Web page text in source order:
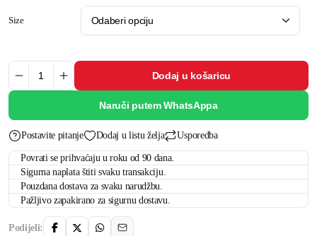
Size
Dodaj u košaricu
Naruči putem WhatsAppa
Postavite pitanje Dodaj u listu želja Usporedba
Povrati se prihvaćaju u roku od 90 dana.
Sigurna naplata štiti svaku transakciju.
Pouzdana dostava za svaku narudžbu.
Pažljivo zapakirano za sigurnu dostavu.
Podijeli: